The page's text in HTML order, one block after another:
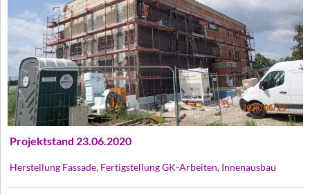
Projektstand 23.06.2020
Herstellung Fassade, Fertigstellung GK-Arbeiten, Innenausbau